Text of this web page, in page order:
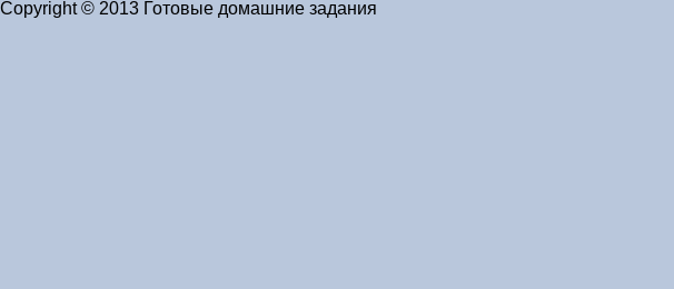
Copyright © 2013 Готовые домашние задания